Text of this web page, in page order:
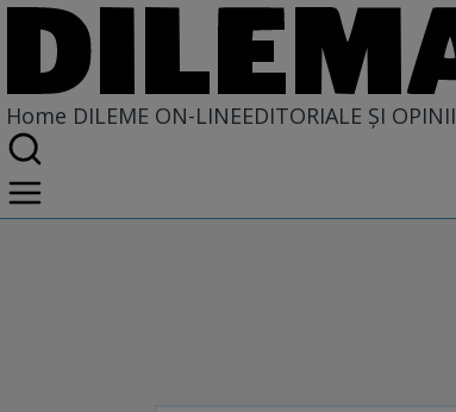
Home DILEME ON-LINEEDITORIALE ȘI OPINII